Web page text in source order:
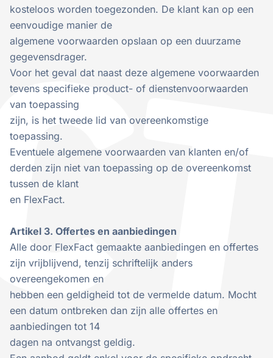
kosteloos worden toegezonden. De klant kan op een
eenvoudige manier de
algemene voorwaarden opslaan op een duurzame
gegevensdrager.
Voor het geval dat naast deze algemene voorwaarden
tevens specifieke product- of dienstenvoorwaarden
van toepassing
zijn, is het tweede lid van overeenkomstige
toepassing.
Eventuele algemene voorwaarden van klanten en/of
derden zijn niet van toepassing op de overeenkomst
tussen de klant
en FlexFact.
Artikel 3. Offertes en aanbiedingen
Alle door FlexFact gemaakte aanbiedingen en offertes
zijn vrijblijvend, tenzij schriftelijk anders
overeengekomen en
hebben een geldigheid tot de vermelde datum. Mocht
een datum ontbreken dan zijn alle offertes en
aanbiedingen tot 14
dagen na ontvangst geldig.